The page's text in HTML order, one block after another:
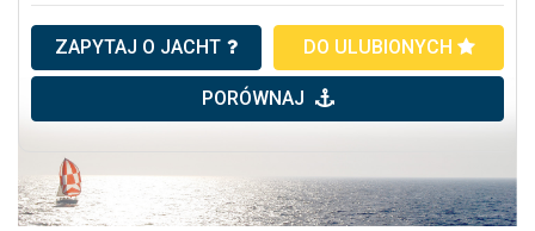
ZAPYTAJ O JACHT DO ULUBIONYCH
PORÓWNAJ